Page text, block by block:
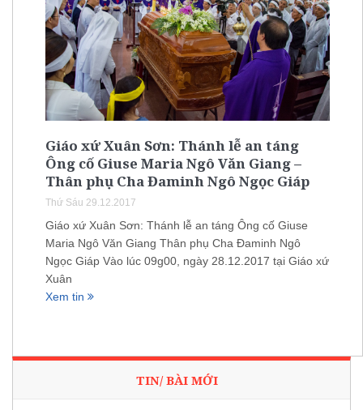
Giáo xứ Xuân Sơn: Thánh lễ an táng
Ông cố Giuse Maria Ngô Văn Giang –
Thân phụ Cha Đaminh Ngô Ngọc Giáp
Thứ Sáu 29.12.2017
Giáo xứ Xuân Sơn: Thánh lễ an táng Ông cố Giuse
Maria Ngô Văn Giang Thân phụ Cha Đaminh Ngô
Ngọc Giáp Vào lúc 09g00, ngày 28.12.2017 tại Giáo xứ
Xuân
Xem tin
TIN/ BÀI MỚI